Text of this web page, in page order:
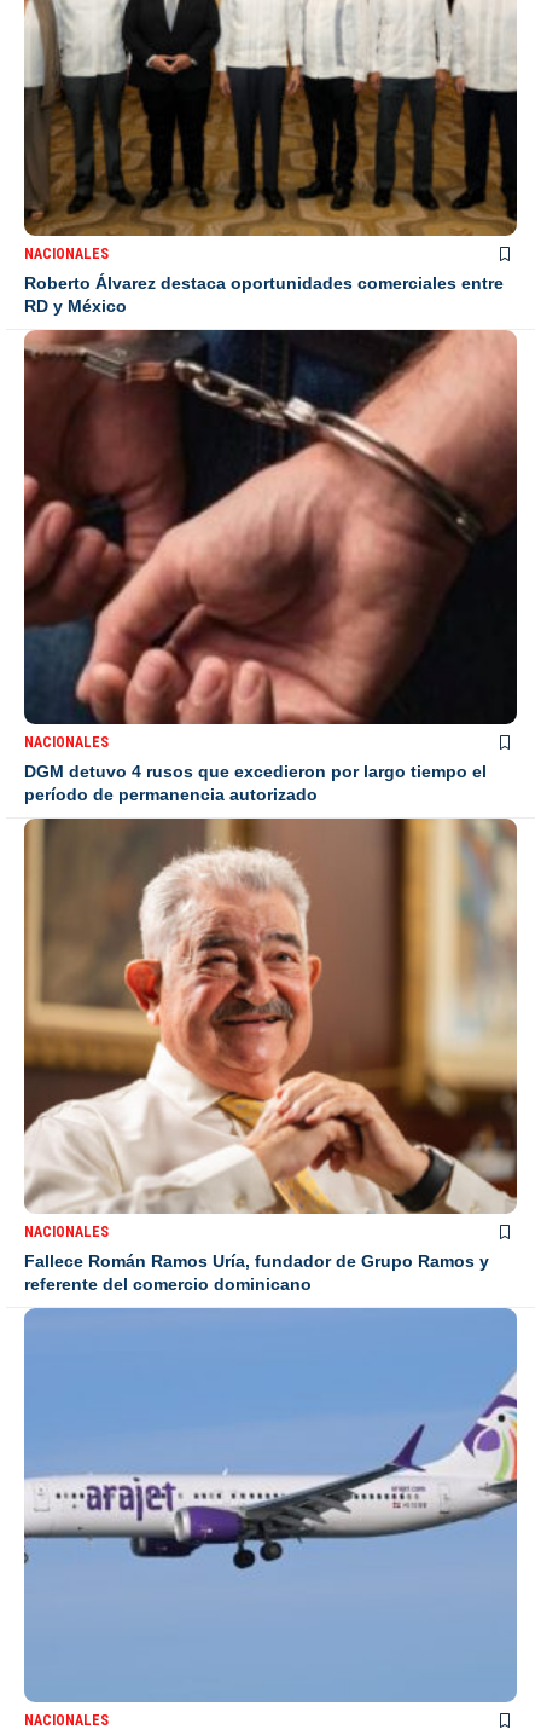
NACIONALES
Roberto Álvarez destaca oportunidades comerciales entre
RD y México
NACIONALES
DGM detuvo 4 rusos que excedieron por largo tiempo el
período de permanencia autorizado
NACIONALES
Fallece Román Ramos Uría, fundador de Grupo Ramos y
referente del comercio dominicano
NACIONALES